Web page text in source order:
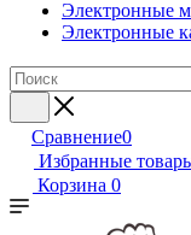
Электронные
Электронные
Сравнение0
Избранные
Корзина 0